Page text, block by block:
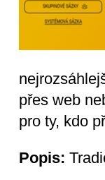
přes web
pro ty, kdo
Popis: